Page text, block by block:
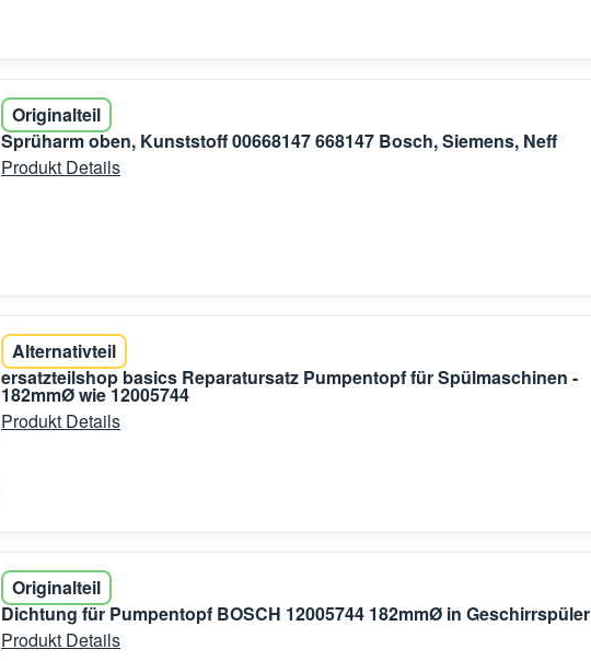
Originalteil
Sprüharm oben, Kunststoff 00668147 668147 Bosch, Siemens, Neff
Produkt Details
Alternativteil
ersatzteilshop basics Reparatursatz Pumpentopf für Spülmaschinen -
182mmØ wie 12005744
Produkt Details
Originalteil
Dichtung für Pumpentopf BOSCH 12005744 182mmØ in Geschirrspüler
Produkt Details